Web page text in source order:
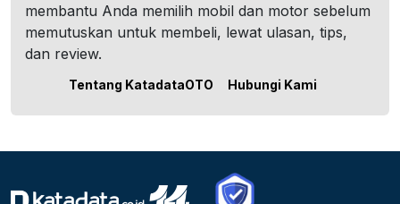
membantu Anda memilih mobil dan motor sebelum
memutuskan untuk membeli, lewat ulasan, tips,
dan review.
Tentang KatadataOTO Hubungi Kami